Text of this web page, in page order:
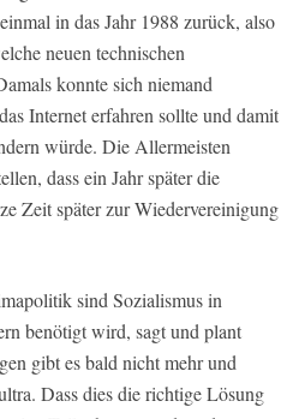
in das Jahr 1988 zurück, also
neuen technischen
konnte sich niemand
Internet erfahren sollte und damit
würde. Die Allermeisten
dass ein Jahr später die
Zeit später zur Wiedervereinigung
sind Sozialismus in
benötigt wird, sagt und plant
gibt es bald nicht mehr und
Dass dies die richtige Lösung